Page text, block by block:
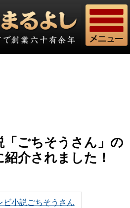
「ごちそうさん」の
介されました！